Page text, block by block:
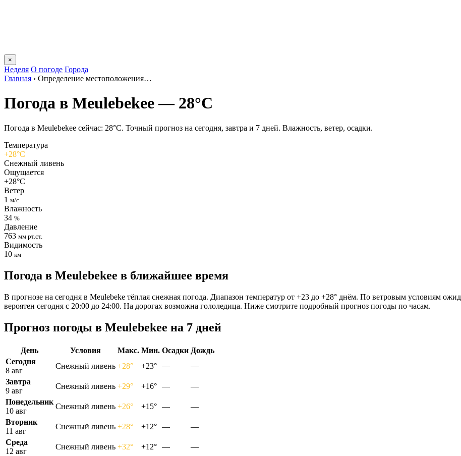
×
Неделя О погоде Города
Главная › Определение местоположения…
Погода в Meulebekeе — 28°C
Погода в Meulebekeе сейчас: 28°C. Точный прогноз на сегодня, завтра и 7 дней. Влажность, ветер, осадки.
Температура
+28°C
Снежный ливень
Ощущается
+28°C
Ветер
1 м/с
Влажность
34 %
Давление
763 мм рт.ст.
Видимость
10 км
Погода в Meulebekeе в ближайшее время
В прогнозе на сегодня в Meulebeke тёплая снежная погода. Диапазон температур от +23 до +28° днём. По ветровым условиям
вероятен сегодня с 20:00 до 24:00. На дорогах возможна гололедица. Ниже смотрите подробный прогноз погоды по часам.
Прогноз погоды в Meulebekeе на 7 дней
День Условия Макс. Мин. Осадки Дождь
Сегодня
8 авг
Снежный ливень +28° +23° —
—
Завтра
9 авг
Снежный ливень +29° +16° —
—
Понедельник
10 авг
Снежный ливень +26° +15° —
—
Вторник
11 авг
Снежный ливень +28° +12° —
—
Среда
12 авг
Снежный ливень +32° +12° —
—